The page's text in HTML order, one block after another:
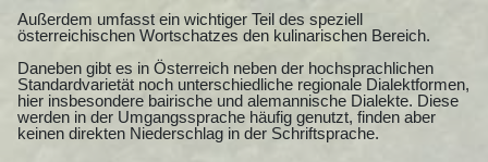
Außerdem umfasst ein wichtiger Teil des speziell
österreichischen Wortschatzes den kulinarischen Bereich.
Daneben gibt es in Österreich neben der hochsprachlichen
Standardvarietät noch unterschiedliche regionale Dialektformen,
hier insbesondere bairische und alemannische Dialekte. Diese
werden in der Umgangssprache häufig genutzt, finden aber
keinen direkten Niederschlag in der Schriftsprache.